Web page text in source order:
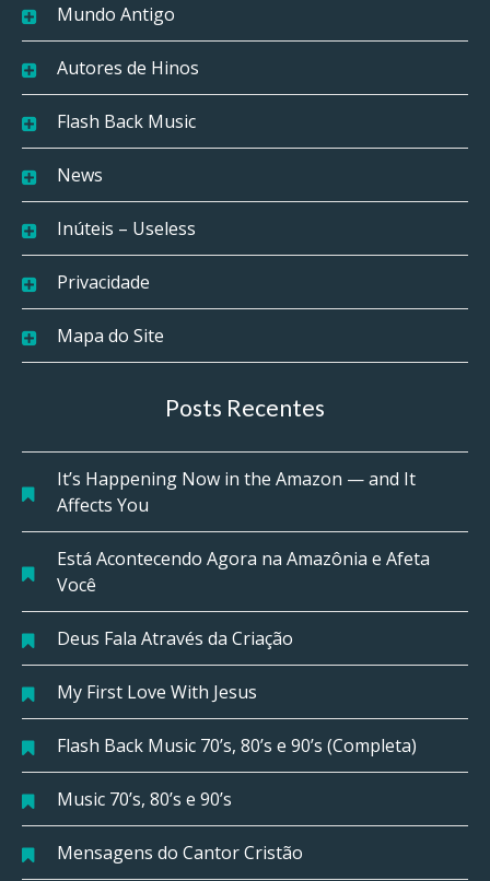
Mundo Antigo
Autores de Hinos
Flash Back Music
News
Inúteis – Useless
Privacidade
Mapa do Site
Posts Recentes
It’s Happening Now in the Amazon — and It
Affects You
Está Acontecendo Agora na Amazônia e Afeta
Você
Deus Fala Através da Criação
My First Love With Jesus
Flash Back Music 70’s, 80’s e 90’s (Completa)
Music 70’s, 80’s e 90’s
Mensagens do Cantor Cristão